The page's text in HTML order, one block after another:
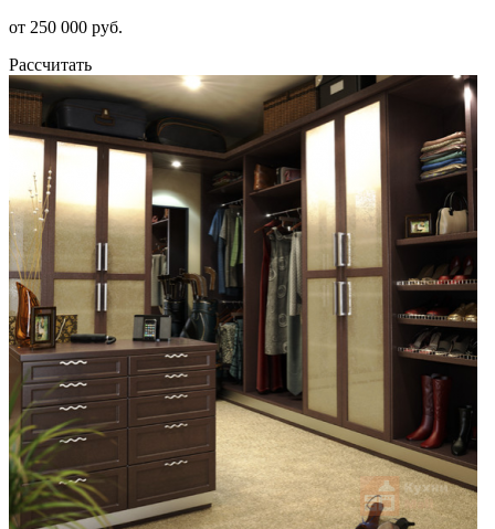
от 250 000 руб.
Рассчитать